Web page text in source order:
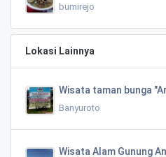
bumirejo
Lokasi Lainnya
Wisata taman bunga
Banyuroto
Wisata Alam Gunung